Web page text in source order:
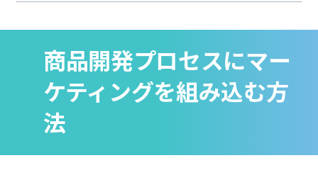
商品開発プロセスにマー
ケティングを組み込む方
法